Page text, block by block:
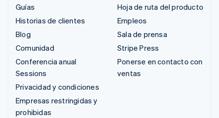
Guías
Historias de clientes
Blog
Comunidad
Conferencia anual
Sessions
Privacidad y condiciones
Empresas restringidas y
prohibidas
Hoja de ruta del producto
Empleos
Sala de prensa
Stripe Press
Ponerse en contacto con
ventas